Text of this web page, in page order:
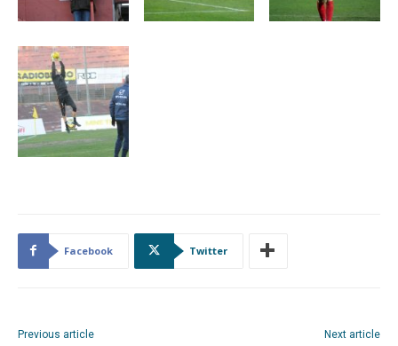
Facebook Twitter
Previous article Next article